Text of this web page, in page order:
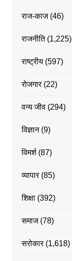
राज-काज(46)
राजनीति(1,225)
राष्ट्रीय(597)
रोजगार(22)
वन्य जीव(294)
विज्ञान(9)
विमर्श(87)
व्यापार(85)
शिक्षा(392)
समाज(78)
सरोकार(1,618)